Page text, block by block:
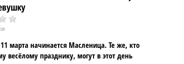
марта начинается Масленица. Те же, кто
весёлому празднику, могут в этот день